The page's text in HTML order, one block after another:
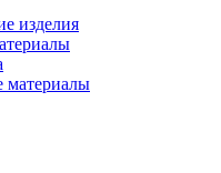
изделия
материалы